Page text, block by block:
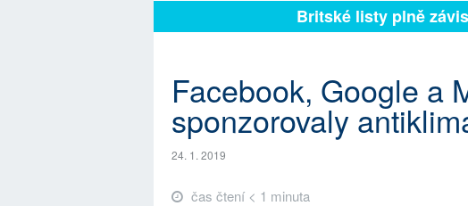
Britské listy plně
Facebook, Google a
sponzorovaly
24. 1. 2019
čas čtení < 1 minuta